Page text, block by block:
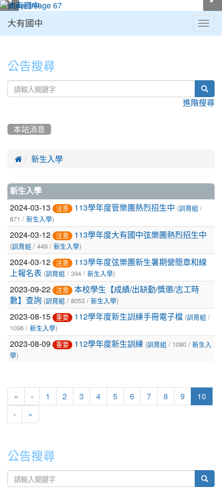
大有國中
公告搜尋
進階搜尋
本站消息
 新生入學
文
章
列
表
新生入學
2024-03-13 注意 113學年度管樂團熱烈招生中 (訓育組 /
871 / 新生入學)
2024-03-12 注意 113學年度大有國中弦樂團熱烈招生中
(訓育組 / 449 / 新生入學)
2024-03-12 注意
113學年度弦樂團新生暑期營簡章和線
上報名表 (訓育組 / 394 / 新生入學)
2023-09-22 注意
本校學生【成績/出缺勤/獎懲/志工時
數】查詢 (訓育組 / 8053 / 新生入學)
2023-08-15 重要 112學年度新生訓練手冊電子檔 (訓育組 /
1096 / 新生入學)
2023-08-09 重要 112學年度新生訓練 (訓育組 / 1080 / 新生入
學)
« ‹ 1 2 3 4 5 6 7 8 9 10
› »
公告搜尋